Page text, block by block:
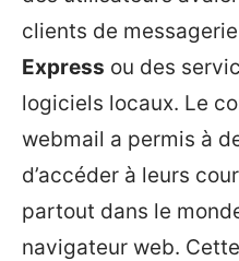
clients de
Express ou des
logiciels locaux. Le
webmail a permis à
d’accéder à leurs
partout dans le
navigateur web.